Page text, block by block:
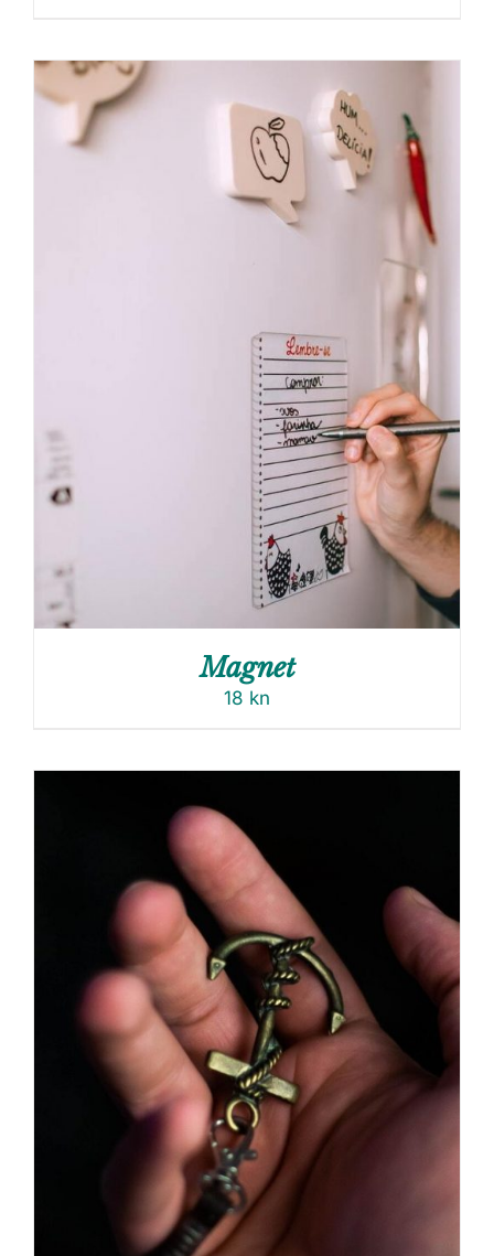
Magnet
18 kn